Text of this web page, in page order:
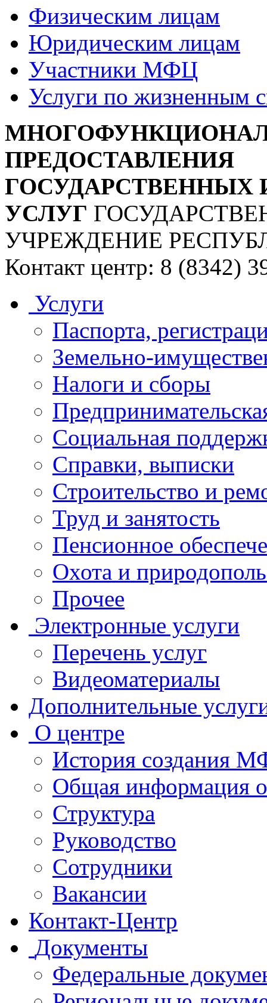
Физическим лицам
Юридическим лицам
Участники МФЦ
Услуги по жизненным
ПРЕДОСТАВЛЕНИЯ
УСЛУГ
УЧРЕЖДЕНИЕ
Контакт центр: 8 (8342)
Услуги
Паспорта,
Земельно-
Налоги и сборы
Социальная
Справки, выписки
Строительство и
Труд и занятость
Пенсионное
Охота и
Прочее
Электронные услуги
Перечень услуг
Видеоматериалы
Дополнительные
О центре
История создания
Общая
Структура
Руководство
Сотрудники
Вакансии
Контакт-Центр
Документы
Федеральные